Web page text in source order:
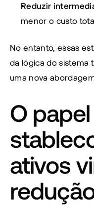
Reduzir
menor o custo
No entanto, essas
da lógica do sistema
uma nova
O
ativos